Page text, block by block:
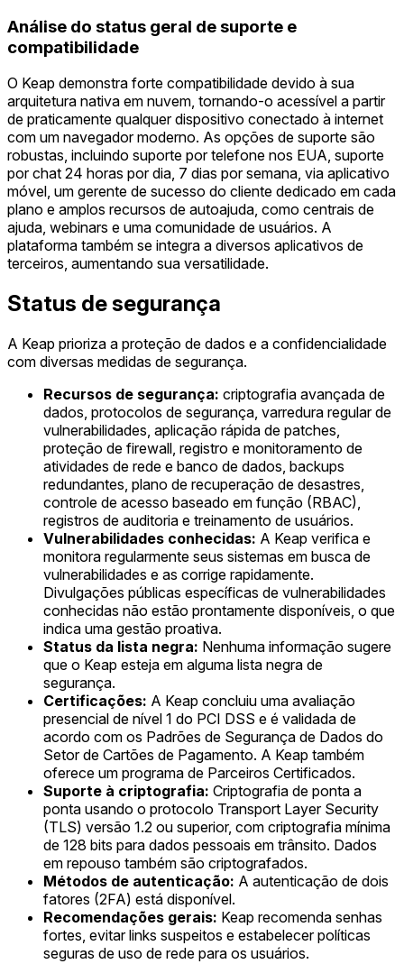
Análise do status geral de suporte e
compatibilidade
O Keap demonstra forte compatibilidade devido à sua
arquitetura nativa em nuvem, tornando-o acessível a partir
de praticamente qualquer dispositivo conectado à internet
com um navegador moderno. As opções de suporte são
robustas, incluindo suporte por telefone nos EUA, suporte
por chat 24 horas por dia, 7 dias por semana, via aplicativo
móvel, um gerente de sucesso do cliente dedicado em cada
plano e amplos recursos de autoajuda, como centrais de
ajuda, webinars e uma comunidade de usuários. A
plataforma também se integra a diversos aplicativos de
terceiros, aumentando sua versatilidade.
Status de segurança
A Keap prioriza a proteção de dados e a confidencialidade
com diversas medidas de segurança.
Recursos de segurança: criptografia avançada de
dados, protocolos de segurança, varredura regular de
vulnerabilidades, aplicação rápida de patches,
proteção de firewall, registro e monitoramento de
atividades de rede e banco de dados, backups
redundantes, plano de recuperação de desastres,
controle de acesso baseado em função (RBAC),
registros de auditoria e treinamento de usuários.
Vulnerabilidades conhecidas: A Keap verifica e
monitora regularmente seus sistemas em busca de
vulnerabilidades e as corrige rapidamente.
Divulgações públicas específicas de vulnerabilidades
conhecidas não estão prontamente disponíveis, o que
indica uma gestão proativa.
Status da lista negra: Nenhuma informação sugere
que o Keap esteja em alguma lista negra de
segurança.
Certificações: A Keap concluiu uma avaliação
presencial de nível 1 do PCI DSS e é validada de
acordo com os Padrões de Segurança de Dados do
Setor de Cartões de Pagamento. A Keap também
oferece um programa de Parceiros Certificados.
Suporte à criptografia: Criptografia de ponta a
ponta usando o protocolo Transport Layer Security
(TLS) versão 1.2 ou superior, com criptografia mínima
de 128 bits para dados pessoais em trânsito. Dados
em repouso também são criptografados.
Métodos de autenticação: A autenticação de dois
fatores (2FA) está disponível.
Recomendações gerais: Keap recomenda senhas
fortes, evitar links suspeitos e estabelecer políticas
seguras de uso de rede para os usuários.